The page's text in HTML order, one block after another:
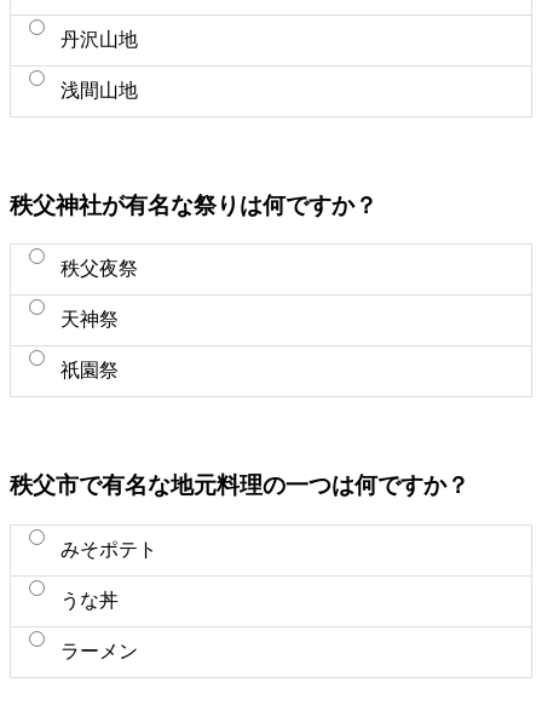
丹沢山地
浅間山地
秩父神社が有名な祭りは何ですか？
秩父夜祭
天神祭
祇園祭
秩父市で有名な地元料理の一つは何ですか？
みそポテト
うな丼
ラーメン